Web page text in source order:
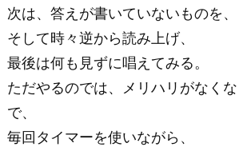
次は、答えが書いていないものを、
そして時々逆から読み上げ、
最後は何も見ずに唱えてみる。
ただやるのでは、メリハリがなく
で、
毎回タイマーを使いながら、